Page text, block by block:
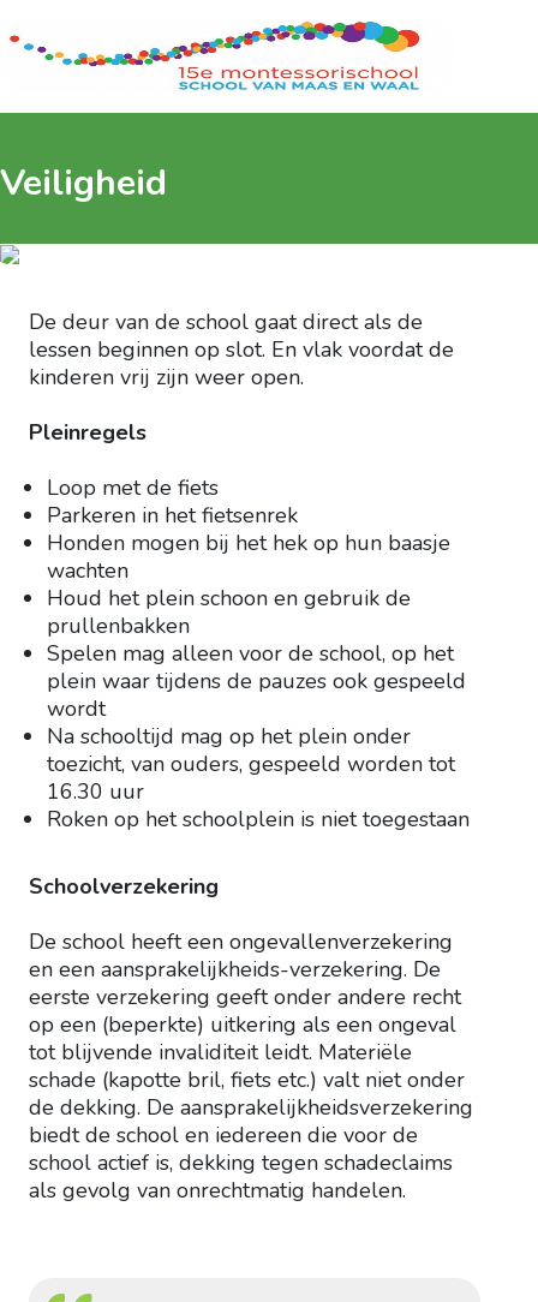
Veiligheid
De deur van de school gaat direct als de
lessen beginnen op slot. En vlak voordat de
kinderen vrij zijn weer open.
Pleinregels
Loop met de fiets
Parkeren in het fietsenrek
Honden mogen bij het hek op hun baasje
wachten
Houd het plein schoon en gebruik de
prullenbakken
Spelen mag alleen voor de school, op het
plein waar tijdens de pauzes ook gespeeld
wordt
Na schooltijd mag op het plein onder
toezicht, van ouders, gespeeld worden tot
16.30 uur
Roken op het schoolplein is niet toegestaan
Schoolverzekering
De school heeft een ongevallenverzekering
en een aansprakelijkheids-verzekering. De
eerste verzekering geeft onder andere recht
op een (beperkte) uitkering als een ongeval
tot blijvende invaliditeit leidt. Materiële
schade (kapotte bril, fiets etc.) valt niet onder
de dekking. De aansprakelijkheidsverzekering
biedt de school en iedereen die voor de
school actief is, dekking tegen schadeclaims
als gevolg van onrechtmatig handelen.